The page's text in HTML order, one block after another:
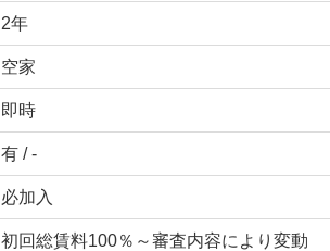
2年
空家
即時
有 / -
必加入
初回総賃料100％～審査内容により変動